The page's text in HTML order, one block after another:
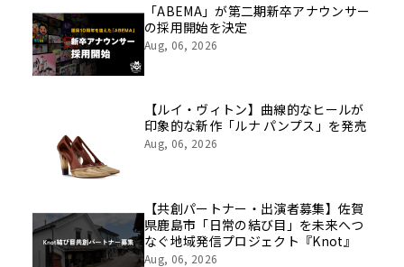
像を公開！
「ABEMA」が第二期新卒アナウンサー
の採用開始を決定
Aug, 06, 2026
【ルイ・ヴィトン】曲線的なヒールが
印象的な新作「ルナ パンプス」を発売
Aug, 06, 2026
【共創パートナー・出演者募集】佐賀
県鹿島市「日常の結び目」を未来へつ
なぐ地域発信プロジェクト『Knot』
Aug, 06, 2026